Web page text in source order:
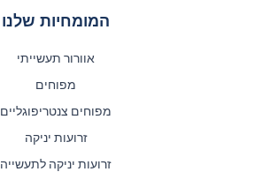
המומחיות שלנו
אוורור תעשייתי
מפוחים
מפוחים צנטריפוגליים
זרועות יניקה
זרועות יניקה לתעשייה